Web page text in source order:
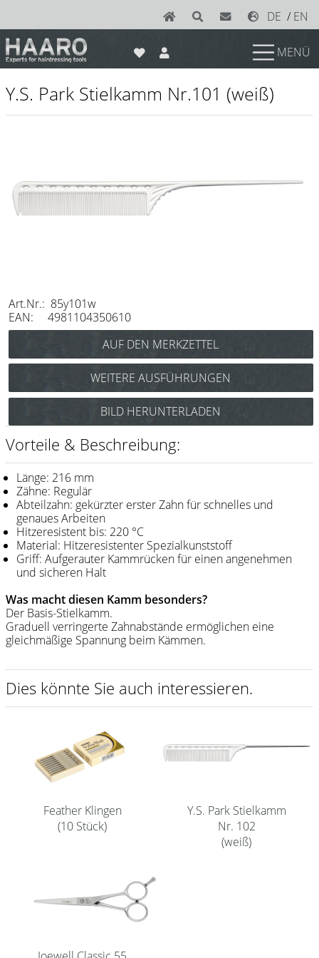
DE / EN
MENÜ
Scheren
e-kwip
Konayuki
Sets
Messer / Klingen
Y.S. Park
Fejic
e-kwip
Bürsten
Y.S. Park
Werkzeugtaschen
e-kwip
Joewell
Aromase Salon-Pro
Service
Aktuelle Informationen
Y.S. Park Stielkamm Nr.101 (weiß)
Art.Nr.: 85y101w
EAN: 4981104350610
WEITERE AUSFÜHRUNGEN
Y.S. Park Carbon Stielkamm Nr.101
(schwarz) Art.Nr.: 85y101cs
(blau) Art.Nr.: 85y101b
Y.S. Park Stielkamm Nr.101
(camel) Art.Nr.: 85y101ca
Y.S. Park Stielkamm Nr.101
(grün) Art.Nr.: 85y101gr
Y.S. Park Stielkamm Nr.101
(lila) Art.Nr.: 85y101l
Y.S. Park Stielkamm Nr.101
(pink) Art.Nr.: 85y101p
Y.S. Park Stielkamm Nr.101
(rot) Art.Nr.: 85y101r
BILD HERUNTERLADEN
Vorteile & Beschreibung:
Länge: 216 mm
Zähne: Regulär
Abteilzahn: gekürzter erster Zahn für schnelles und
genaues Arbeiten
Hitzeresistent bis: 220 °C
Material: Hitzeresistenter Spezialkunststoff
Griff: Aufgerauter Kammrücken für einen angenehmen
und sicheren Halt
Was macht diesen Kamm besonders?
Der Basis-Stielkamm.
Graduell verringerte Zahnabstände ermöglichen eine
gleichmäßige Spannung beim Kämmen.
Dies könnte Sie auch interessieren.
Feather Klingen
(10 Stück)
Y.S. Park Stielkamm
Nr. 102
(weiß)